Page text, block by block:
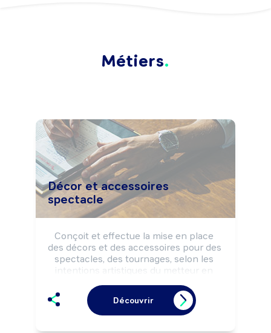
Métiers
Décor et accessoires
spectacle
Conçoit et effectue la mise en place
des décors et des accessoires pour des
spectacles, des tournages, selon les
intentions artistiques du metteur en
..., la réglementation sécurité des
Etablissements Recevant du Public
(ERP) et les impératifs de la production.
Découvrir